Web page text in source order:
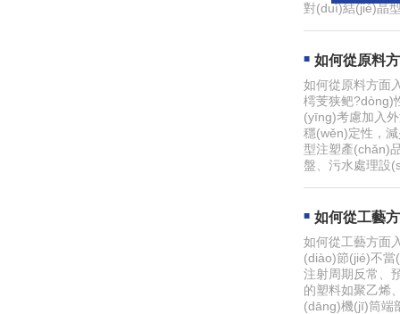
對(duì)結(jié)晶
如何從原料
如何從原料方面
樗芰狭鲃?dòng)
(yīng)考慮加入
穩(wěn)定性，
型注塑產(chǎn)
盤、污水處理設
如何從工藝
如何從工藝方面
(diào)節(jié)不
注射周期反常、
的塑料如聚乙烯
(dāng)機(jī)筒端